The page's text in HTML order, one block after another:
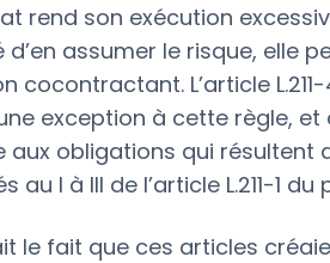
rend son exécution
assumer le risque, elle
L’article
exception à cette règle, et
aux obligations qui résultent
I à III de l’article L.211-1 du
le fait que ces articles